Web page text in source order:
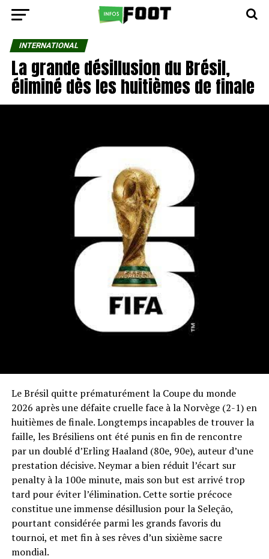
INTERNATIONAL
La grande désillusion du Brésil,
éliminé dès les huitièmes de finale
Le Brésil quitte prématurément la Coupe du monde
2026 après une défaite cruelle face à la Norvège (2-1) en
huitièmes de finale. Longtemps incapables de trouver la
faille, les Brésiliens ont été punis en fin de rencontre
par un doublé d’Erling Haaland (80e, 90e), auteur d’une
prestation décisive. Neymar a bien réduit l’écart sur
penalty à la 100e minute, mais son but est arrivé trop
tard pour éviter l’élimination. Cette sortie précoce
constitue une immense désillusion pour la Seleção,
pourtant considérée parmi les grands favoris du
tournoi, et met fin à ses rêves d’un sixième sacre
mondial.